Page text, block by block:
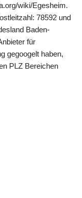
wiki/Egesheim.
78592 und
Baden-
für
gegoogelt haben,
PLZ Bereichen